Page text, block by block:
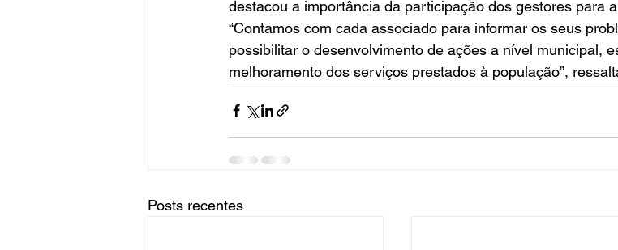
destacou a importância da participação dos gestores para
“Contamos com cada associado para informar os seus
possibilitar o desenvolvimento de ações a nível municipal,
melhoramento dos serviços prestados à população”,
Posts recentes